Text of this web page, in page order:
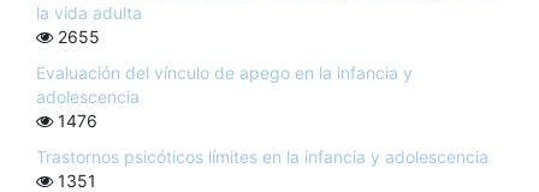
la vida adulta
2655
Evaluación del vínculo de apego en la infancia y
adolescencia
1476
Trastornos psicóticos límites en la infancia y adolescencia
1351